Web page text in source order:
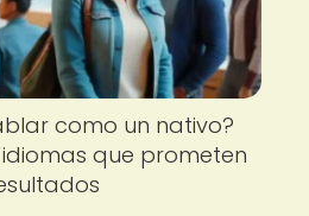
como un nativo?
que prometen